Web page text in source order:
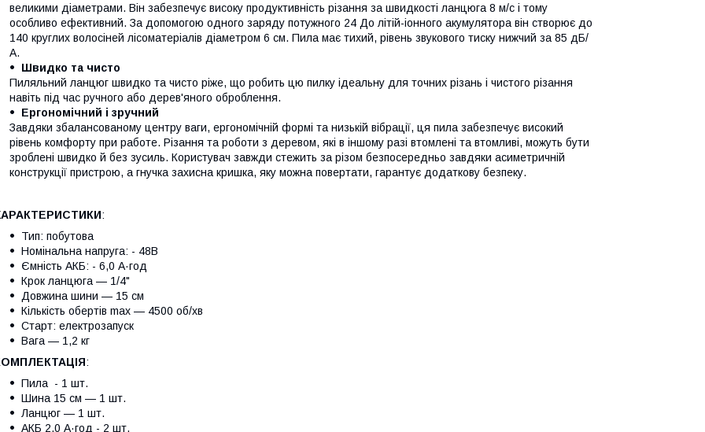
великими діаметрами. Він забезпечує високу продуктивність різання за швидкості ланцюга 8 м/с і тому
особливо ефективний. За допомогою одного заряду потужного 24 До літій-іонного акумулятора він створює до
140 круглих волосіней лісоматеріалів діаметром 6 см. Пила має тихий, рівень звукового тиску нижчий за 85 дБ/
А.
Швидко та чисто
Пиляльний ланцюг швидко та чисто ріже, що робить цю пилку ідеальну для точних різань і чистого різання
навіть під час ручного або дерев'яного оброблення.
Ергономічний і зручний
Завдяки збалансованому центру ваги, ергономічній формі та низькій вібрації, ця пила забезпечує високий
рівень комфорту при работе. Різання та роботи з деревом, які в іншому разі втомлені та втомливі, можуть бути
зроблені швидко й без зусиль. Користувач завжди стежить за різом безпосередньо завдяки асиметричній
конструкції пристрою, а гнучка захисна кришка, яку можна повертати, гарантує додаткову безпеку.
:
Тип: побутова
Номінальна напруга: - 48В
Ємність АКБ: - 6,0 А·год
Крок ланцюга — 1/4"
Довжина шини — 15 см
Кількість обертів max — 4500 об/хв
Старт: електрозапуск
Вага — 1,2 кг
:
Пила - 1 шт.
Шина 15 см — 1 шт.
Ланцюг — 1 шт.
АКБ 2,0 А·год - 2 шт.